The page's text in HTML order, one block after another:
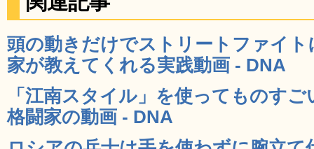
頭の動きだけでストリートファイ
家が教えてくれる実践動画 - DNA
「江南スタイル」を使ってものす
格闘家の動画 - DNA